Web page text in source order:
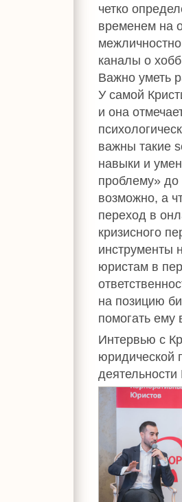
четко
временем на
каналы о
Важно уметь
У самой
и она
важны такие
навыки и
проблему»
возможно, а
переход в
кризисного
инструменты
юристам в
на позицию
помогать ему
Интервью с
юридической